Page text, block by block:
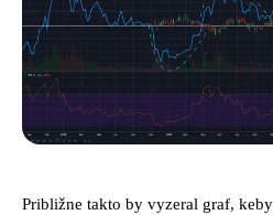
Približne takto by vyzeral graf,